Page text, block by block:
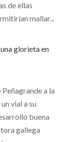
de ellas
mallar...
glorieta en
a la
vial a su
buena
gallega